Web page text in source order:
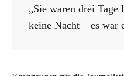
„Sie waren drei Tage
keine Nacht – es war